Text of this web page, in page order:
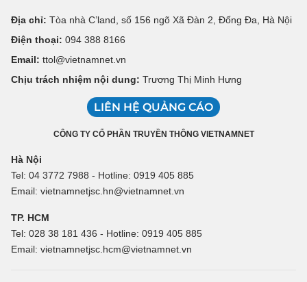
Địa chỉ: Tòa nhà C’land, số 156 ngõ Xã Đàn 2, Đống Đa, Hà Nội
Điện thoại: 094 388 8166
Email: ttol@vietnamnet.vn
Chịu trách nhiệm nội dung: Trương Thị Minh Hưng
LIÊN HỆ QUẢNG CÁO
CÔNG TY CỔ PHẦN TRUYỀN THÔNG VIETNAMNET
Hà Nội
Tel: 04 3772 7988 - Hotline: 0919 405 885
Email: vietnamnetjsc.hn@vietnamnet.vn
TP. HCM
Tel: 028 38 181 436 - Hotline: 0919 405 885
Email: vietnamnetjsc.hcm@vietnamnet.vn